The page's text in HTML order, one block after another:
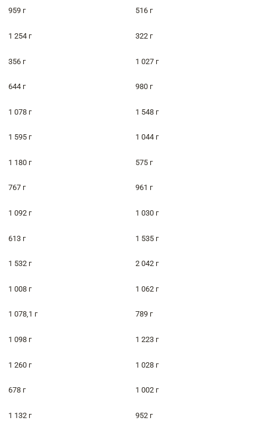
959 г 516 г
1 254 г 322 г
356 г 1 027 г
644 г 980 г
1 078 г 1 548 г
1 595 г 1 044 г
1 180 г 575 г
767 г 961 г
1 092 г 1 030 г
613 г 1 535 г
1 532 г 2 042 г
1 008 г 1 062 г
1 078,1 г 789 г
1 098 г 1 223 г
1 260 г 1 028 г
678 г 1 002 г
1 132 г 952 г